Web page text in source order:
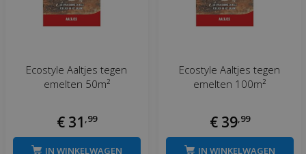
Ecostyle Aaltjes tegen
emelten 50m²
€ 31 99
IN WINKELWAGEN
Ecostyle Aaltjes tegen
emelten 100m²
€ 39, 99
IN WINKELWAGEN